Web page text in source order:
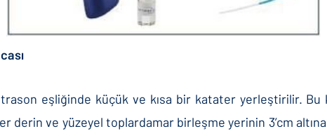
eşliğinde küçük ve kısa bir katater yerleştirilir. Bu
derin ve yüzeyel toplardamar birleşme yerinin 3’cm